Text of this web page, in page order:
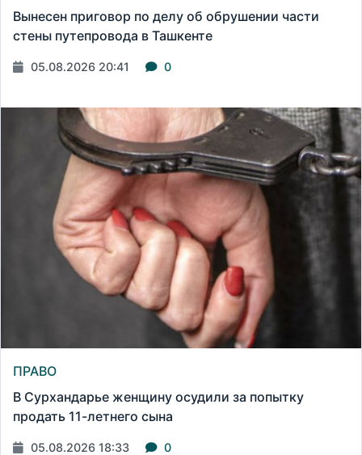
Вынесен приговор по делу об обрушении части
стены путепровода в Ташкенте
05.08.2026 20:41 0
ПРАВО
В Сурхандарье женщину осудили за попытку
продать 11-летнего сына
05.08.2026 18:33 0